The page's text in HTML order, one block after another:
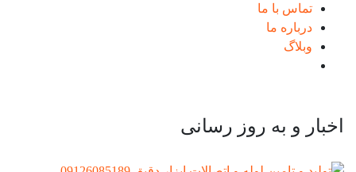
تماس با ما
درباره ما
وبلاگ
اخبار و به روز رسانی